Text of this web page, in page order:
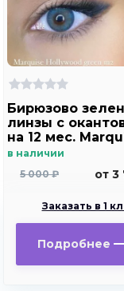
Бирюзово
линзы c
на 12 мес.
Hollywood green
в наличии
5 000 ₽
от 3
Заказать в 1
Подробнее